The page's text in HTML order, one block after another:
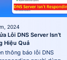
2024
Lỗi DNS Server Isn’t
Hiệu Quả
thông báo lỗi DNS